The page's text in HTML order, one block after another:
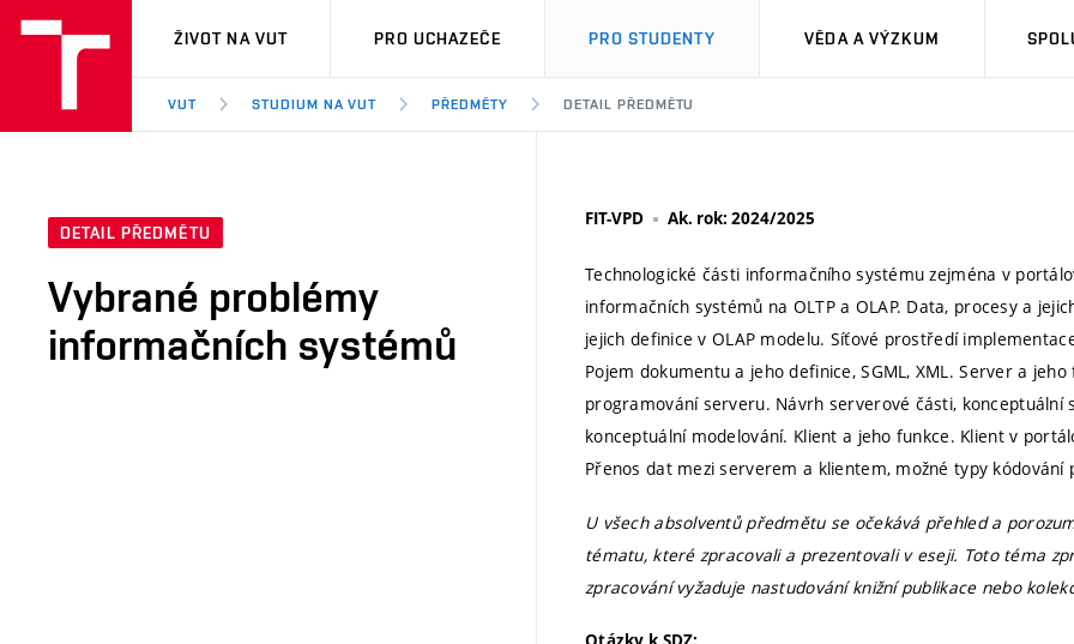
VUT
ŽIVOT NA VUT PRO UCHAZEČE PRO STUDENTY VĚDA A VÝZKUM
VUT STUDIUM NA VUT PŘEDMĚTY DETAIL PŘEDMĚTU
DETAIL PŘEDMĚTU
Vybrané problémy
informačních systémů
FIT-VPD Ak. rok: 2024/2025
Technologické části informačního systému zejména v
informačních systémů na OLTP a OLAP. Data, procesy a
jejich definice v OLAP modelu. Síťové prostředí
Pojem dokumentu a jeho definice, SGML, XML. Server a
programování serveru. Návrh serverové části, konceptuální
konceptuální modelování. Klient a jeho funkce. Klient v
Přenos dat mezi serverem a klientem, možné typy kódování
U všech absolventů předmětu se očekává přehled a
tématu, které zpracovali a prezentovali v eseji. Toto téma
zpracování vyžaduje nastudování knižní publikace nebo